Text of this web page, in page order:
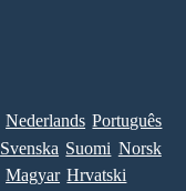
Nederlands Português
Svenska Suomi Norsk
Magyar Hrvatski